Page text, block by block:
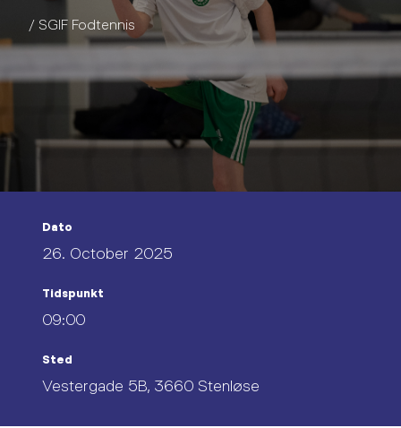
/ SGIF Fodtennis
Dato
26. October 2025
Tidspunkt
09:00
Sted
Vestergade 5B, 3660 Stenløse